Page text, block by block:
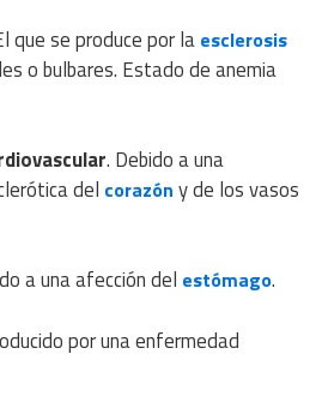
que se produce por la esclerosis
o bulbares. Estado de anemia
. Debido a una
del corazón y de los vasos
a una afección del estómago.
por una enfermedad